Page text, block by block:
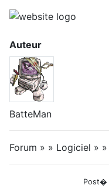
Auteur
BatteMan
Forum » » Logiciel » »
Post�